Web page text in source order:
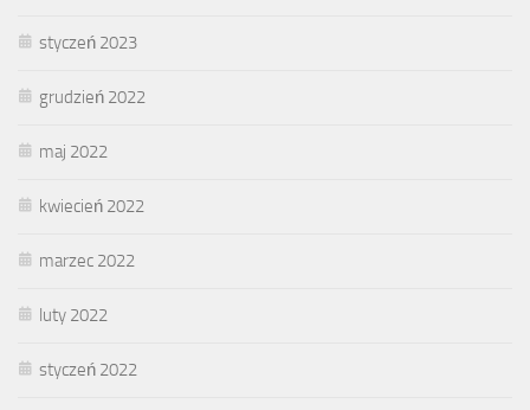
styczeń 2023
grudzień 2022
maj 2022
kwiecień 2022
marzec 2022
luty 2022
styczeń 2022